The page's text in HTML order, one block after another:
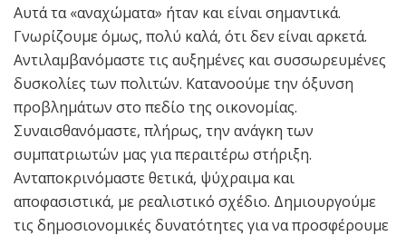
Αυτά τα «αναχώματα» ήταν και είναι σημαντικά.
Γνωρίζουμε όμως, πολύ καλά, ότι δεν είναι αρκετά.
Αντιλαμβανόμαστε τις αυξημένες και συσσωρευμένες
δυσκολίες των πολιτών. Κατανοούμε την όξυνση
προβλημάτων στο πεδίο της οικονομίας.
Συναισθανόμαστε, πλήρως, την ανάγκη των
συμπατριωτών μας για περαιτέρω στήριξη.
Ανταποκρινόμαστε θετικά, ψύχραιμα και
αποφασιστικά, με ρεαλιστικό σχέδιο. Δημιουργούμε
τις δημοσιονομικές δυνατότητες για να προσφέρουμε